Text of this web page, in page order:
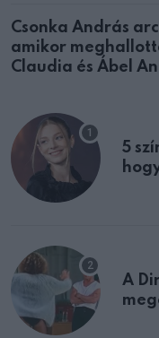
Csonka András
amikor
Claudia és Ábel
5
A